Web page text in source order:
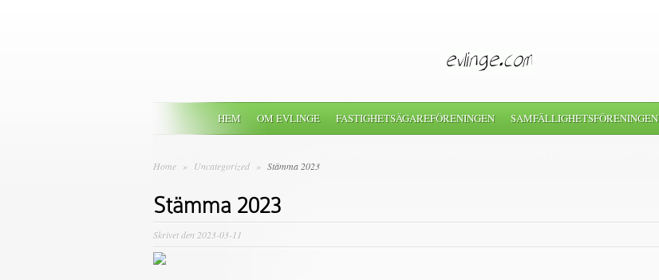
HEM OM EVLINGE FASTIGHETSÄGAREFÖRENINGEN SAMFÄLLIGHETSFÖRENINGEN
Home » Uncategorized » Stämma 2023
Stämma 2023
Skrivet den 2023-03-11